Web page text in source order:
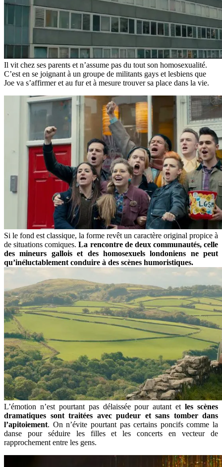
Il vit chez ses parents et n’assume pas du tout son homosexualité.
C’est en se joignant à un groupe de militants gays et lesbiens que
Joe va s’affirmer et au fur et à mesure trouver sa place dans la vie.
Si le fond est classique, la forme revêt un caractère original propice à
de situations comiques.La rencontre de deux communautés, celle
des mineurs gallois et des homosexuels londoniens ne peut
qu’inéluctablement conduire à des scènes humoristiques.
L’émotion n’est pourtant pas délaissée pour autant etles scènes
dramatiques sont traitées avec pudeur et sans tomber dans
l’apitoiement. On n’évite pourtant pas certains poncifs comme la
danse pour séduire les filles et les concerts en vecteur de
rapprochement entre les gens.